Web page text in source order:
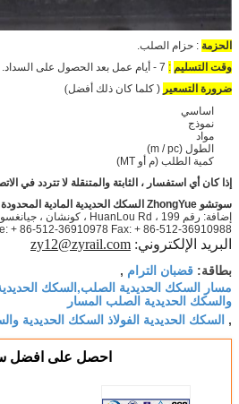
الحزمة : حزام الصلب.
وقت التسليم :
ضرورة التسعير ( كلما كان ذلك أفضل)
اساسي
نموذج
مواد
الطول (m / pc)
كمية الطلب (م أو MT)
إذا كان أي استفسار ، الثابتة والمتنقلة لا تتردد في
سوتشو ZhongYue السكك الحديدية المادية المحدودة
إضافة: رقم 199 ، HuanLou Rd ، كونشان ، جيانغسو ، الصين
+ 86-512-36910978 Fax: + 86-512-36910988
البريد الإلكتروني: zy12@zyrail.com
بطاقة: قضبان الترام ,
مسار السكك الحديدية الصلب,السكك
والسكك الحديدية الصلب المسار
, السكك الحديدية الفولاذ السكك الحديدية
احصل على افضل